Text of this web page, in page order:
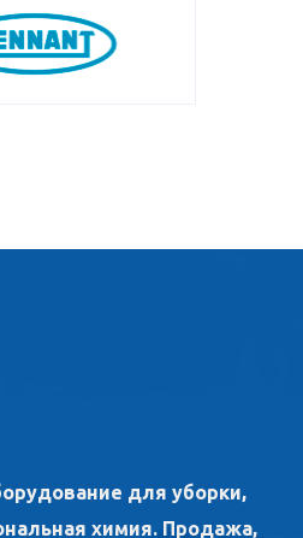
для уборки,
химия. Продажа,